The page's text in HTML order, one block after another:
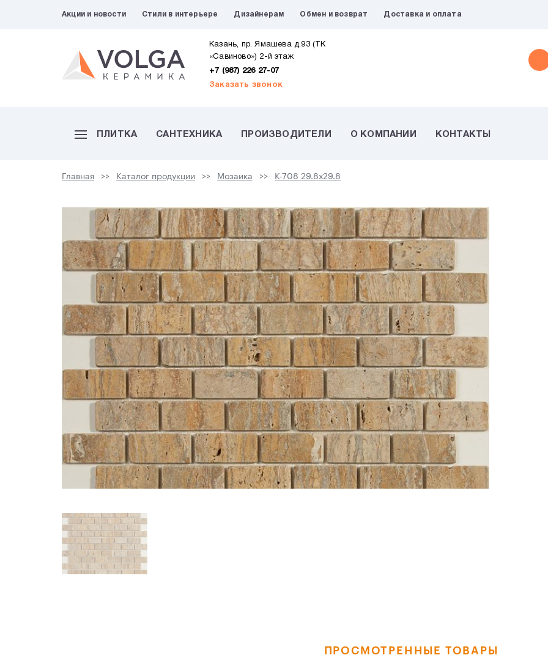
Акции и новости Стили в интерьере Дизайнерам Обмен и возврат Доставка и оплата
Казань, пр. Ямашева д.93 (ТК
«Савиново») 2-й этаж
+7 (987) 226 27-07
Заказать звонок
ПЛИТКА САНТЕХНИКА ПРОИЗВОДИТЕЛИ О КОМПАНИИ КОНТАКТЫ
Главная Каталог продукции Мозаика K-708 29.8х29.8
ПРОСМОТРЕННЫЕ ТОВАРЫ